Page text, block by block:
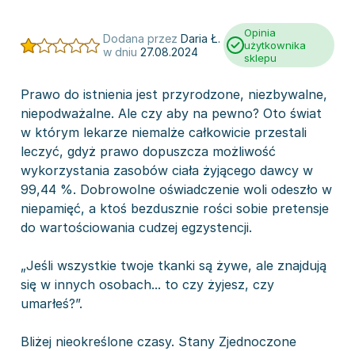
Dodana przez Daria Ł.
w dniu 27.08.2024
Opinia
użytkownika
sklepu
Prawo do istnienia jest przyrodzone, niezbywalne,
niepodważalne. Ale czy aby na pewno? Oto świat
w którym lekarze niemalże całkowicie przestali
leczyć, gdyż prawo dopuszcza możliwość
wykorzystania zasobów ciała żyjącego dawcy w
99,44 %. Dobrowolne oświadczenie woli odeszło w
niepamięć, a ktoś bezdusznie rości sobie pretensje
do wartościowania cudzej egzystencji.
„Jeśli wszystkie twoje tkanki są żywe, ale znajdują
się w innych osobach... to czy żyjesz, czy
umarłeś?”.
Bliżej nieokreślone czasy. Stany Zjednoczone